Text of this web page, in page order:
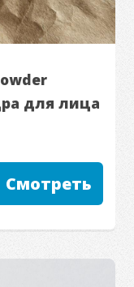
для лица
Смотреть